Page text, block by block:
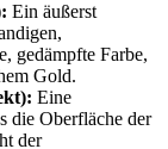
Ein äußerst
gedämpfte Farbe,
Gold.
Eine
die Oberfläche der
der